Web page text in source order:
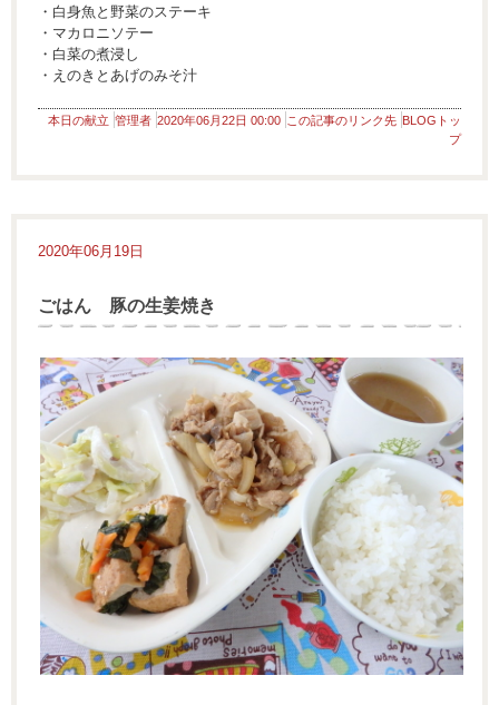
・白身魚と野菜のステーキ
・マカロニソテー
・白菜の煮浸し
・えのきとあげのみそ汁
本日の献立 管理者 2020年06月22日 00:00 この記事のリンク先 BLOGトッ
プ
2020年06月19日
ごはん 豚の生姜焼き